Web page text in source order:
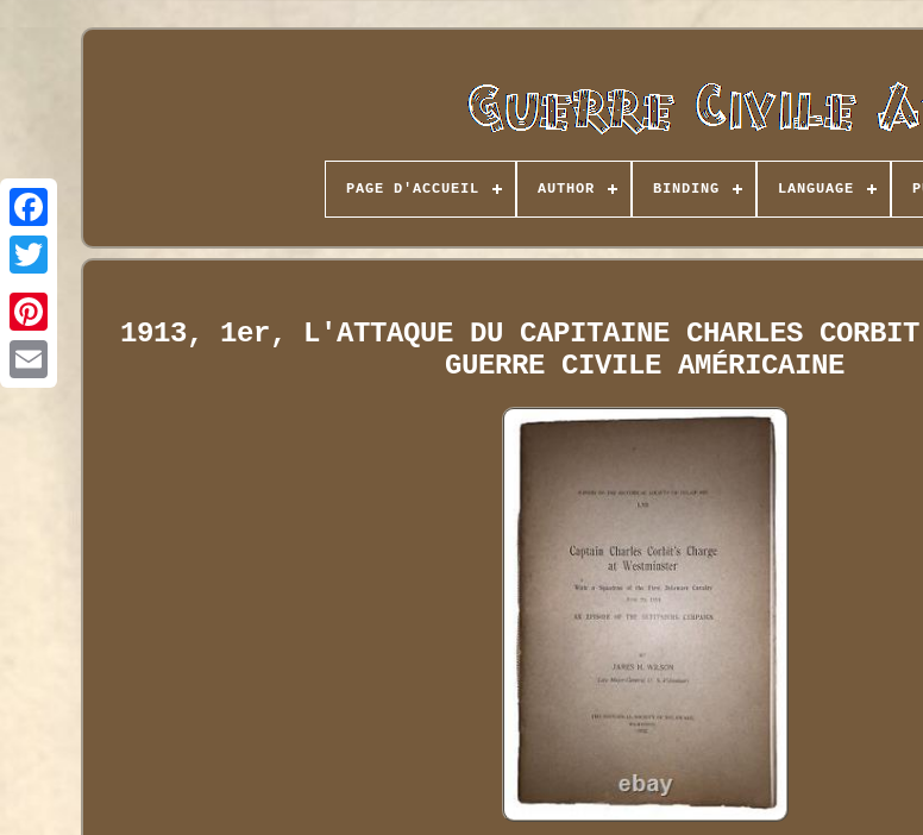
PAGE D'ACCUEIL AUTHOR BINDING LANGUAGE
1913, 1er, L'ATTAQUE DU CAPITAINE CHARLES CORBIT
GUERRE CIVILE AMÉRICAINE